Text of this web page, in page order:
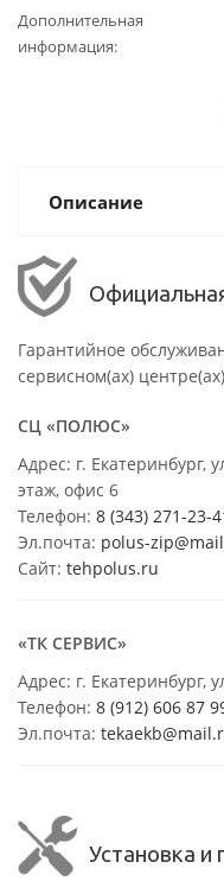
Дополнительная
информация
Описание
Гарантийное
сервисном(ах)
СЦ «ПОЛЮС»
Адрес: г. Екатеринбург,
этаж, офис 6
Телефон: 8 (343) 271-23-
Эл.почта: polus-
Сайт: tehpolus.ru
«ТК СЕРВИС»
Адрес: г. Екатеринбург,
Телефон: 8 (912) 606 87
Эл.почта:
Установка и